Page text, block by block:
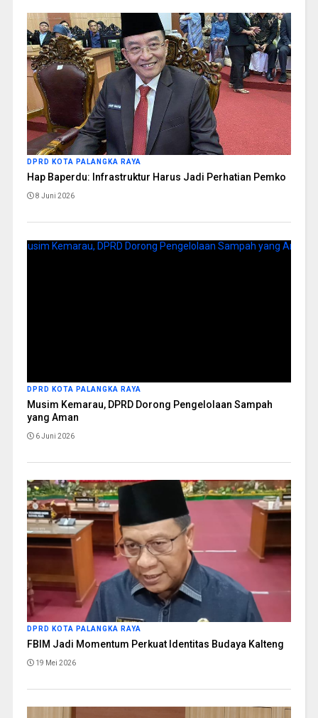
DPRD KOTA PALANGKA RAYA
Hap Baperdu: Infrastruktur Harus Jadi Perhatian Pemko
8 Juni 2026
DPRD KOTA PALANGKA RAYA
Musim Kemarau, DPRD Dorong Pengelolaan Sampah
yang Aman
6 Juni 2026
DPRD KOTA PALANGKA RAYA
FBIM Jadi Momentum Perkuat Identitas Budaya Kalteng
19 Mei 2026